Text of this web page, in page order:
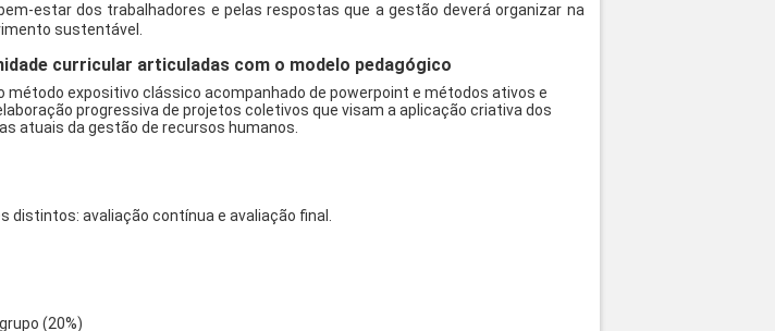
estar dos trabalhadores e pelas respostas que a gestão deverá organizar na
sustentável.
curricular articuladas com o modelo pedagógico
expositivo clássico acompanhado de powerpoint e métodos ativos e
progressiva de projetos coletivos que visam a aplicação criativa dos
atuais da gestão de recursos humanos.
distintos: avaliação contínua e avaliação final.
(20%)